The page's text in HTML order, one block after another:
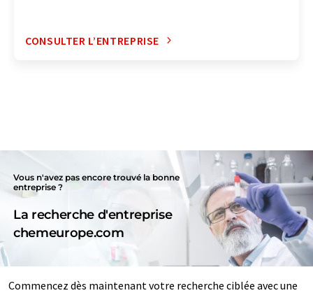
CONSULTER L’ENTREPRISE
Vous n'avez pas encore trouvé la bonne
entreprise ?
La recherche d'entreprise
chemeurope.com
Commencez dès maintenant votre recherche ciblée avec une